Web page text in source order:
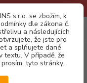
s.r.o. se zbožím, k
dle zákona č.
a následujících
že jste pro
a splňujete dané
textu. V případě, že
tyto stránky.
Menu
0
za0,00 Kč